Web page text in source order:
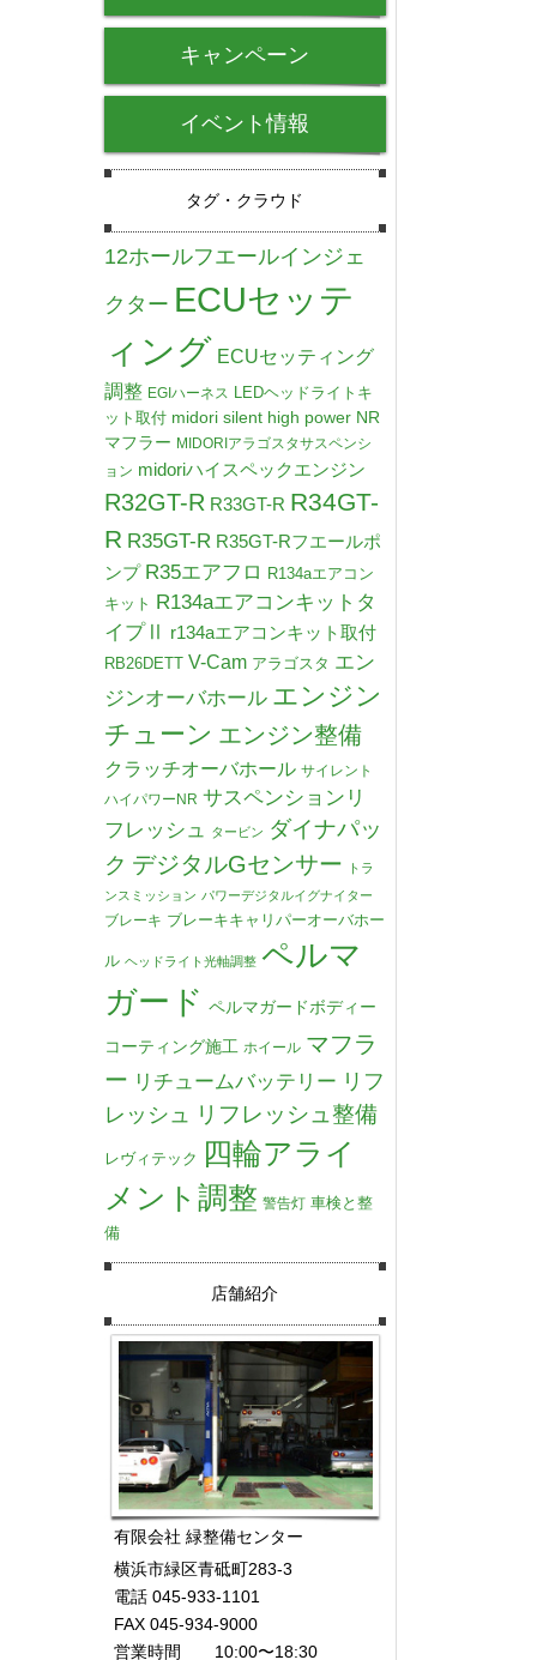
キャンペーン
イベント情報
タグ・クラウド
12ホールフエールインジェ
クター ECUセッテ
ィング ECUセッティング
調整 EGIハーネス LEDヘッドライトキ
ット取付 midori silent high power NR
マフラー MIDORIアラゴスタサスペンシ
ョン midoriハイスペックエンジン
R32GT-R R33GT-R R34GT-
R R35GT-R R35GT-Rフエールポ
ンプ R35エアフロ R134aエアコン
キット R134aエアコンキットタ
イプⅡ
r134aエアコンキット取付
RB26DETT V-Cam アラゴスタ エン
ジンオーバホール エンジン
チューン エンジン整備
クラッチオーバホール サイレント
ハイパワーNR サスペンションリ
フレッシュ
タービン ダイナパッ
ク デジタルGセンサー
トラ
ンスミッション パワーデジタルイグナイター
ブレーキ ブレーキキャリパーオーバホー
ル ヘッドライト光軸調整 ペルマ
ガード ペルマガードボディー
コーティング施工 ホイール マフラ
ー リチュームバッテリー リフ
レッシュ
リフレッシュ整備
レヴィテック 四輪アライ
メント調整 警告灯 車検と整
備
店舗紹介
有限会社 緑整備センター
横浜市緑区青砥町283-3
電話 045-933-1101
FAX 045-934-9000
営業時間 10:00〜18:30